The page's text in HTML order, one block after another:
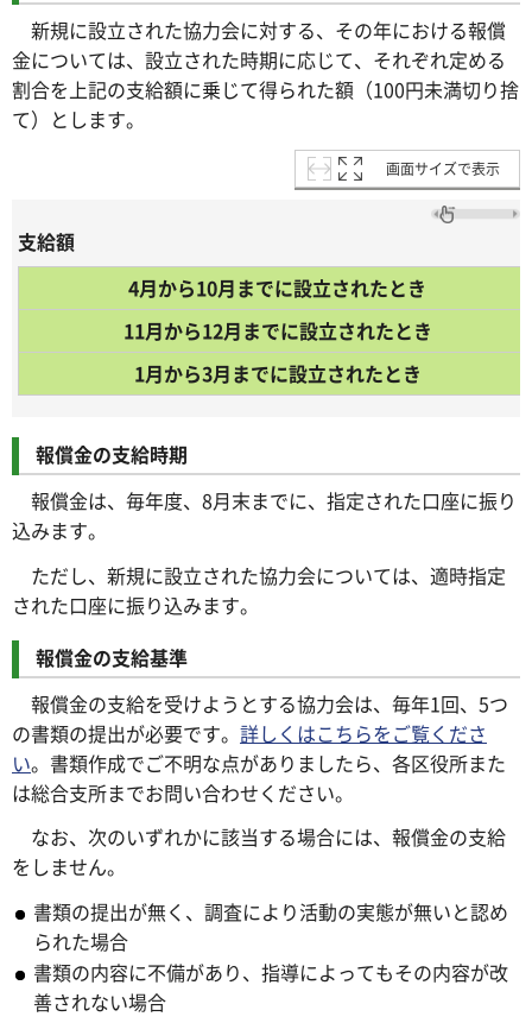
新規に設立された協力会に対する、その年における報償
金については、設立された時期に応じて、それぞれ定める
割合を上記の支給額に乗じて得られた額（100円未満切り捨
て）とします。
画面サイズで表示
支給額
4月から10月までに設立されたとき
11月から12月までに設立されたとき
1月から3月までに設立されたとき
報償金の支給時期
報償金は、毎年度、8月末までに、指定された口座に振り
込みます。
ただし、新規に設立された協力会については、適時指定
された口座に振り込みます。
報償金の支給基準
報償金の支給を受けようとする協力会は、毎年1回、5つ
の書類の提出が必要です。 詳しくはこちらをご覧くださ
い。書類作成でご不明な点がありましたら、各区役所また
は総合支所までお問い合わせください。
なお、次のいずれかに該当する場合には、報償金の支給
をしません。
書類の提出が無く、調査により活動の実態が無いと認め
られた場合
書類の内容に不備があり、指導によってもその内容が改
善されない場合